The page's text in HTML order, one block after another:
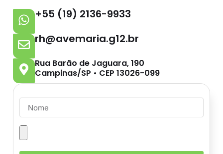
+55 (19) 2136-9933
rh@avemaria.g12.br
Rua Barão de Jaguara, 190
Campinas/SP • CEP 13026-099